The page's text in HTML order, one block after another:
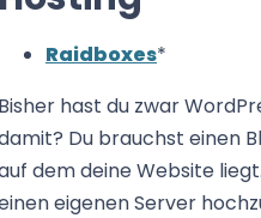
Raidboxes*
hast du zwar
Du brauchst einen
dem deine Website
eigenen Server